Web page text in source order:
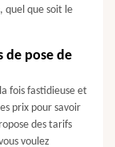
quel que soit le
de pose de
fois fastidieuse et
prix pour savoir
des tarifs
voulez